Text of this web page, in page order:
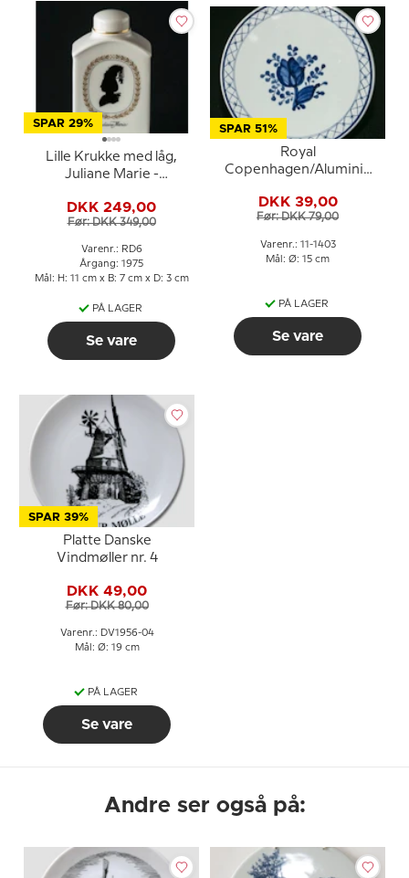
SPAR 29%
Lille Krukke med låg,
Juliane Marie -
Copenhagen
DKK 249,00
Før: DKK 349,00
Varenr.: RD6
Årgang: 1975
Mål: H: 11 cm x B: 7 cm x D: 3 cm
PÅ LAGER
Se vare
SPAR 51%
Royal
Copenhagen/Aluminia
smørbrik nr. 11/1403
DKK 39,00
Før: DKK 79,00
Varenr.: 11-1403
Mål: Ø: 15 cm
PÅ LAGER
Se vare
SPAR 39%
Platte Danske
Vindmøller nr. 4
DKK 49,00
Før: DKK 80,00
Varenr.: DV1956-04
Mål: Ø: 19 cm
PÅ LAGER
Se vare
Andre ser også på: